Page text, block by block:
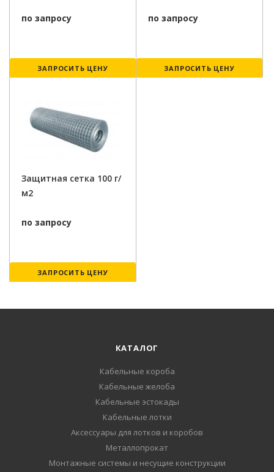
по запросу
ЗАПРОСИТЬ ЦЕНУ
по запросу
ЗАПРОСИТЬ ЦЕНУ
Защитная сетка 100 г/
м2
по запросу
ЗАПРОСИТЬ ЦЕНУ
КАТАЛОГ
Кабельные короба
Кабельные желоба
Кабельные эстокады
Кабельные лотки
Аксессуары для лотков и коробов
Металлопрокат
Монтажные системы и несущие конструкции